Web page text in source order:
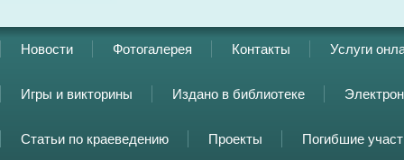
Новости Фотогалерея Контакты Услуги
Игры и викторины Издано в библиотеке
Статьи по краеведению Проекты Погибшие